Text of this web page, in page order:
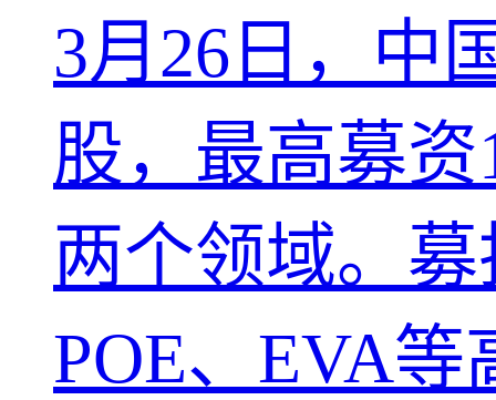
3月26日，中
股，最高募
两个领域。
POE、EVA